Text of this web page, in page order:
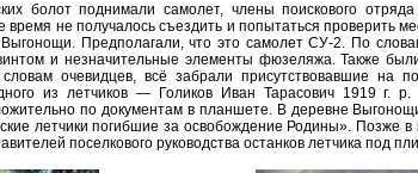
болот поднимали самолет, члены поискового отряда
не получалось съездить и попытаться проверить
Предполагали, что это самолет СУ-2. По
и незначительные элементы фюзеляжа. Также
очевидцев, всё забрали присутствовавшие на
из летчиков — Голиков Иван Тарасович 1919 г.
по документам в планшете. В деревне
летчики погибшие за освобождение Родины». Позже в
поселкового руководства останков летчика под